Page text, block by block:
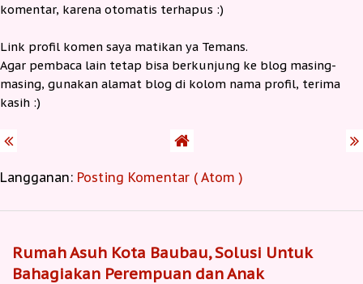
komentar, karena otomatis terhapus :)
Link profil komen saya matikan ya Temans.
Agar pembaca lain tetap bisa berkunjung ke blog masing-
masing, gunakan alamat blog di kolom nama profil, terima
kasih :)
Langganan: Posting Komentar ( Atom )
Rumah Asuh Kota Baubau, Solusi Untuk
Bahagiakan Perempuan dan Anak